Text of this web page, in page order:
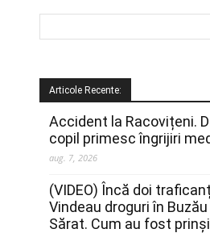
Articole Recente:
Accident la Racovițeni.
copil primesc îngrijiri
aug. 7, 2026
(VIDEO) Încă doi
Vindeau droguri în
Sărat. Cum au fost prinși